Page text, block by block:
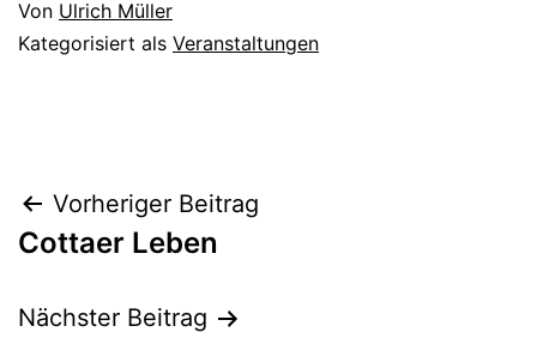
Von Ulrich Müller
Kategorisiert als Veranstaltungen
Beitragsnavigation
Vorheriger Beitrag
Cottaer Leben
Nächster Beitrag